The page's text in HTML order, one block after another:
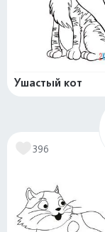
Ушастый кот
396